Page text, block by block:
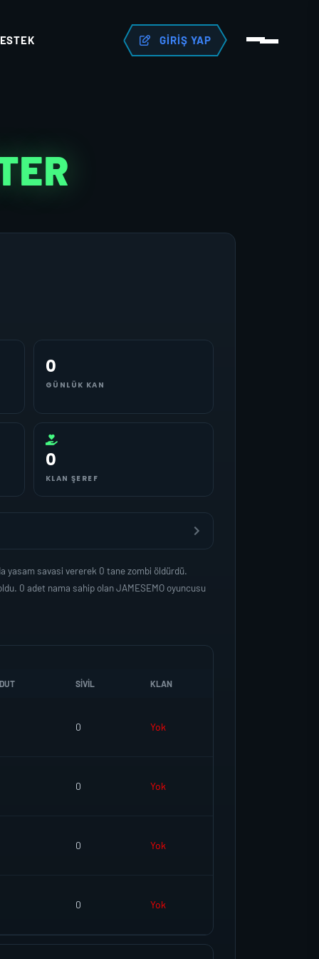
GIRIŞ YAP
0
GÜNLÜK KAN
0
KLAN ŞEREF
yasam savasi vererek 0 tane zombi öldürdü.
0 adet nama sahip olan JAMESEMO oyuncusu
SIVIL KLAN
0 Yok
0 Yok
0 Yok
0 Yok